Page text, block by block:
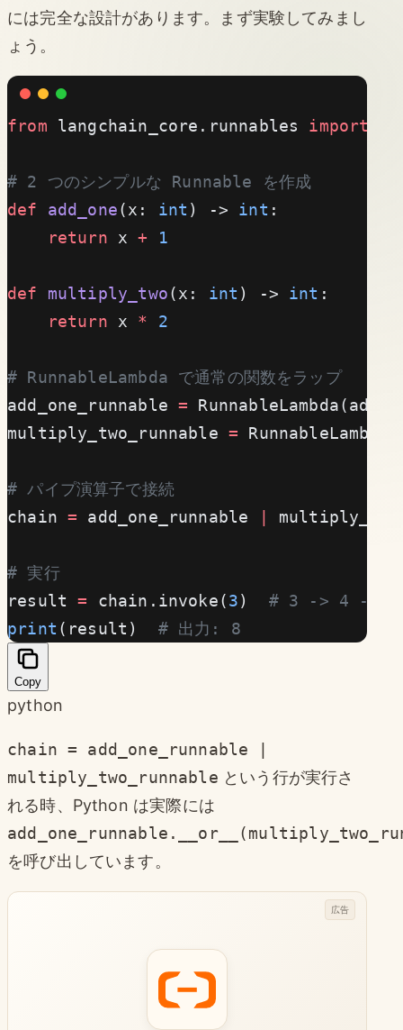
には完全な設計があります。まず実験してみまし
ょう。
from langchain_core.runnables import
# 2 つのシンプルな Runnable を作成
def add_one(x: int ) -> int :
    return
x + 1
def multiply_two(x: int ) -> int :
    return
x * 2
# RunnableLambda で通常の関数をラップ
add_one_runnable =
multiply_two_runnable =
# パイプ演算子で接続
chain = add_one_runnable
# 実行
result = chain.invoke(3) # 3 -> 4 -> 8
print (result) # 出力: 8
Copy
python
chain = add_one_runnable |
multiply_two_runnable という行が実行さ
れる時、Python は実際には
を呼び出しています。
広告